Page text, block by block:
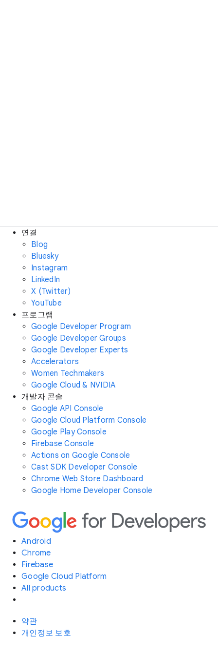
연결
Blog
Bluesky
Instagram
LinkedIn
X (Twitter)
YouTube
프로그램
Google Developer Program
Google Developer Groups
Google Developer Experts
Accelerators
Women Techmakers
Google Cloud & NVIDIA
개발자 콘솔
Google API Console
Google Cloud Platform Console
Google Play Console
Firebase Console
Actions on Google Console
Cast SDK Developer Console
Chrome Web Store Dashboard
Google Home Developer Console
Android
Chrome
Firebase
Google Cloud Platform
All products
약관
개인정보 보호